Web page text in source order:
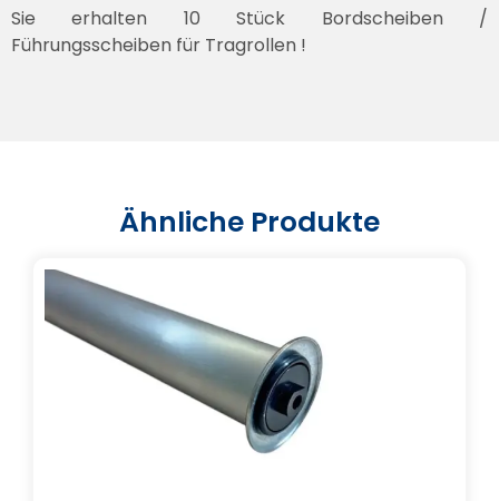
Sie erhalten 10 Stück Bordscheiben /
Führungsscheiben für Tragrollen !
Ähnliche Produkte